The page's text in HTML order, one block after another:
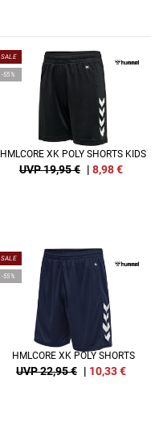
SALE
-55%
HMLCORE XK POLY SHORTS KIDS
UVP 19,95 € | 8,98€
SALE
-55%
HMLCORE XK POLY SHORTS
UVP 22,95 € | 10,33€